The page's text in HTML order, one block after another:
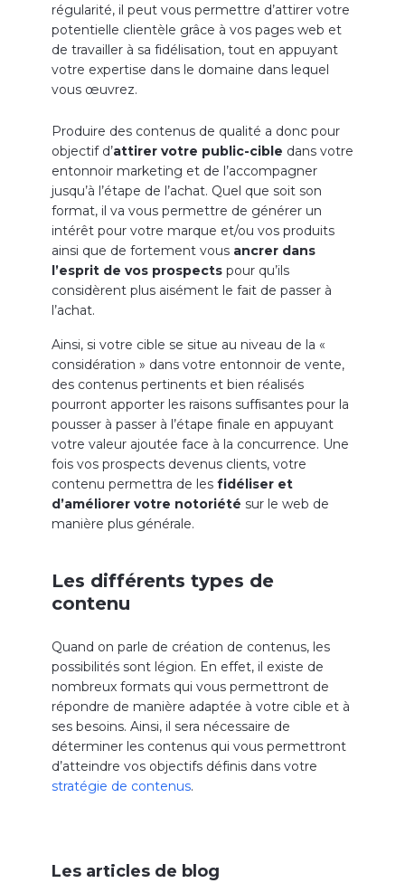
régularité, il peut vous permettre d’attirer votre
potentielle clientèle grâce à vos pages web et
de travailler à sa fidélisation, tout en appuyant
votre expertise dans le domaine dans lequel
vous œuvrez.
Produire des contenus de qualité a donc pour
objectif d’attirer votre public-cible dans votre
entonnoir marketing et de l’accompagner
jusqu’à l’étape de l’achat. Quel que soit son
format, il va vous permettre de générer un
intérêt pour votre marque et/ou vos produits
ainsi que de fortement vousancrer dans
l’esprit de vos prospectspour qu’ils
considèrent plus aisément le fait de passer à
l’achat.
Ainsi, si votre cible se situe au niveau de la «
considération » dans votre entonnoir de vente,
des contenus pertinents et bien réalisés
pourront apporter les raisons suffisantes pour la
pousser à passer à l’étape finale en appuyant
votre valeur ajoutée face à la concurrence. Une
fois vos prospects devenus clients, votre
contenu permettra de les fidéliser et
d’améliorer votre notoriété sur le web de
manière plus générale.
Les différents types de
contenu
Quand on parle de création de contenus, les
possibilités sont légion. En effet, il existe de
nombreux formats qui vous permettront de
répondre de manière adaptée à votre cible et à
ses besoins. Ainsi, il sera nécessaire de
déterminer les contenus qui vous permettront
d’atteindre vos objectifs définis dans votre
stratégie de contenus.
Les articles de blog